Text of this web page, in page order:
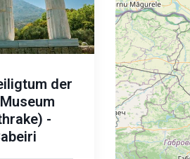
der
-